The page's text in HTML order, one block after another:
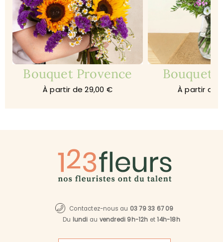
Bouquet Provence
À partir de 29,00 €
Bouquet
À partir de
Contactez-nous au 03 79 33 67 09
Du lundi au vendredi 9h-12h et14h-18h